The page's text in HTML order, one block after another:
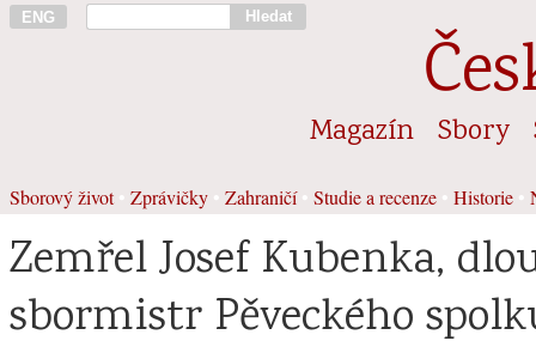
ENG Hledat
Magazín Sbory
Sborový život• Zprávičky Zahraničí• Studie a recenze Historie
Zemřel Josef Kubenka,
sbormistr Pěveckého